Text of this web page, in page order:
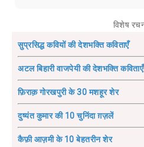
विशेष
सुप्रसिद्ध कवियों की देशभक्ति कविताएँ
अटल बिहारी वाजपेयी की देशभक्ति कविताएँ
फ़िराक़ गोरखपुरी के 30 मशहूर शेर
दुष्यंत कुमार की 10 चुनिंदा ग़ज़लें
कैफ़ी आज़मी के 10 बेहतरीन शेर